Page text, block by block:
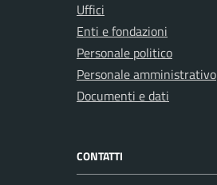
Uffici
Enti e fondazioni
Personale politico
Personale amministrativo
Documenti e dati
CONTATTI